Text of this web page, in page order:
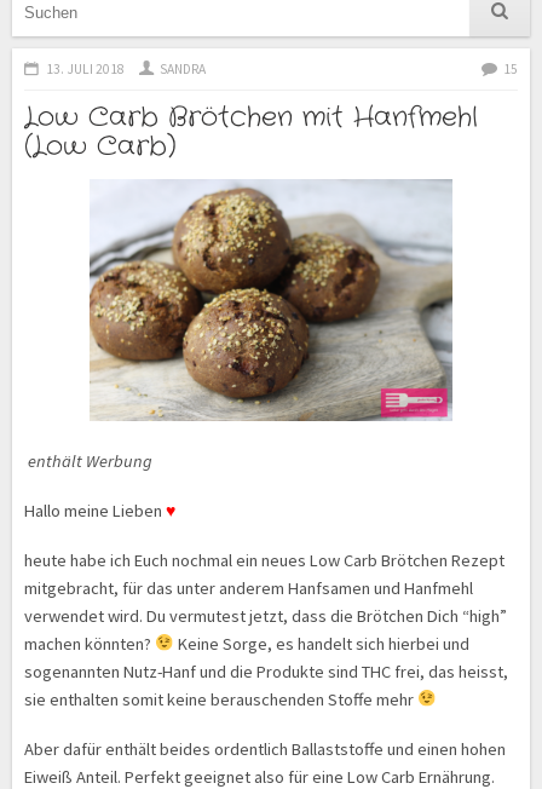
13. JULI 2018 SANDRA 15
Low Carb Brötchen mit Hanfmehl
(Low Carb)
enthält Werbung
Hallo meine Lieben ♥
heute habe ich Euch nochmal ein neues Low Carb Brötchen Rezept
mitgebracht, für das unter anderem Hanfsamen und Hanfmehl
verwendet wird. Du vermutest jetzt, dass die Brötchen Dich “high”
machen könnten?
Keine Sorge, es handelt sich hierbei und
sogenannten Nutz-Hanf und die Produkte sind THC frei, das heisst,
sie enthalten somit keine berauschenden Stoffe mehr
Aber dafür enthält beides ordentlich Ballaststoffe und einen hohen
Eiweiß Anteil. Perfekt geeignet also für eine Low Carb Ernährung.